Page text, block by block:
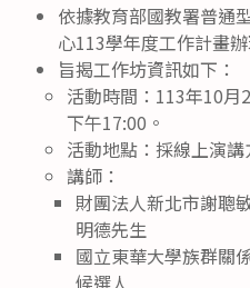
依據教育部國教署普通
心113學年度工作計畫辦
旨揭工作坊資訊如下：
活動時間：113年10
下午17:00。
活動地點：採線上演講
講師：
財團法人新北市謝聰
明德先生
國立東華大學族群關
候選人